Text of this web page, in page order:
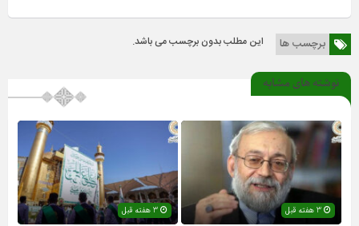
برچسب ها این مطلب بدون برچسب می باشد.
نوشته های مشابه
3 هفته قبل